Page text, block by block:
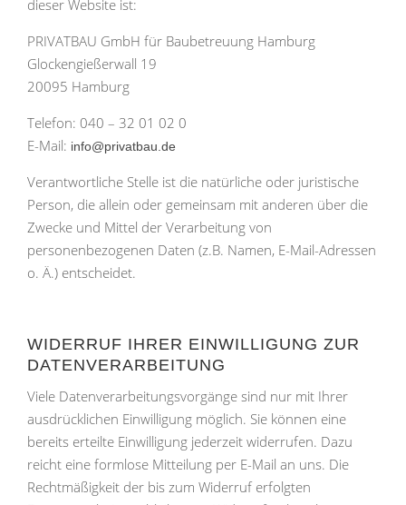
dieser Website ist:
PRIVATBAU GmbH für Baubetreuung Hamburg
Glockengießerwall 19
20095 Hamburg
Telefon: 040 – 32 01 02 0
E-Mail: info@privatbau.de
Verantwortliche Stelle ist die natürliche oder juristische
Person, die allein oder gemeinsam mit anderen über die
Zwecke und Mittel der Verarbeitung von
personenbezogenen Daten (z.B. Namen, E-Mail-Adressen
o. Ä.) entscheidet.
WIDERRUF IHRER EINWILLIGUNG ZUR
DATENVERARBEITUNG
Viele Datenverarbeitungsvorgänge sind nur mit Ihrer
ausdrücklichen Einwilligung möglich. Sie können eine
bereits erteilte Einwilligung jederzeit widerrufen. Dazu
reicht eine formlose Mitteilung per E-Mail an uns. Die
Rechtmäßigkeit der bis zum Widerruf erfolgten